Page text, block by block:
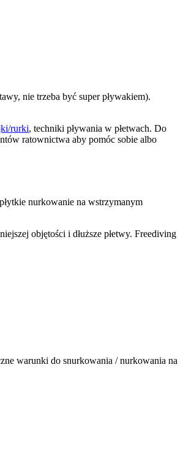
nie trzeba być super pływakiem).
rurki, techniki pływania w płetwach. Do
ratownictwa aby pomóc sobie albo
nurkowanie na wstrzymanym
objętości i dłuższe płetwy. Freediving
warunki do snurkowania / nurkowania na